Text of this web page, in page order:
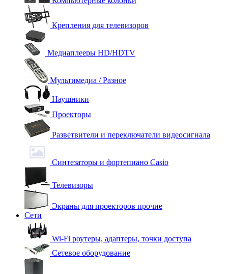
Крепления для телевизоров
Медиаплееры HD/HDTV
Мультимедиа / Разное
Наушники
Проекторы
Разветвители и переключатели видеосигнала
Синтезаторы и фортепиано Casio
Телевизоры
Экраны для проекторов прочие
Сети
Wi-Fi роутеры, адаптеры, точки доступа
Сетевое оборудование